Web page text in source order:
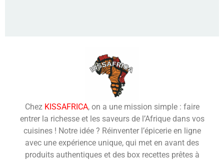
Chez KISSAFRICA, on a une mission simple : faire
entrer la richesse et les saveurs de l’Afrique dans vos
cuisines ! Notre idée ? Réinventer l’épicerie en ligne
avec une expérience unique, qui met en avant des
produits authentiques et des box recettes prêtes à